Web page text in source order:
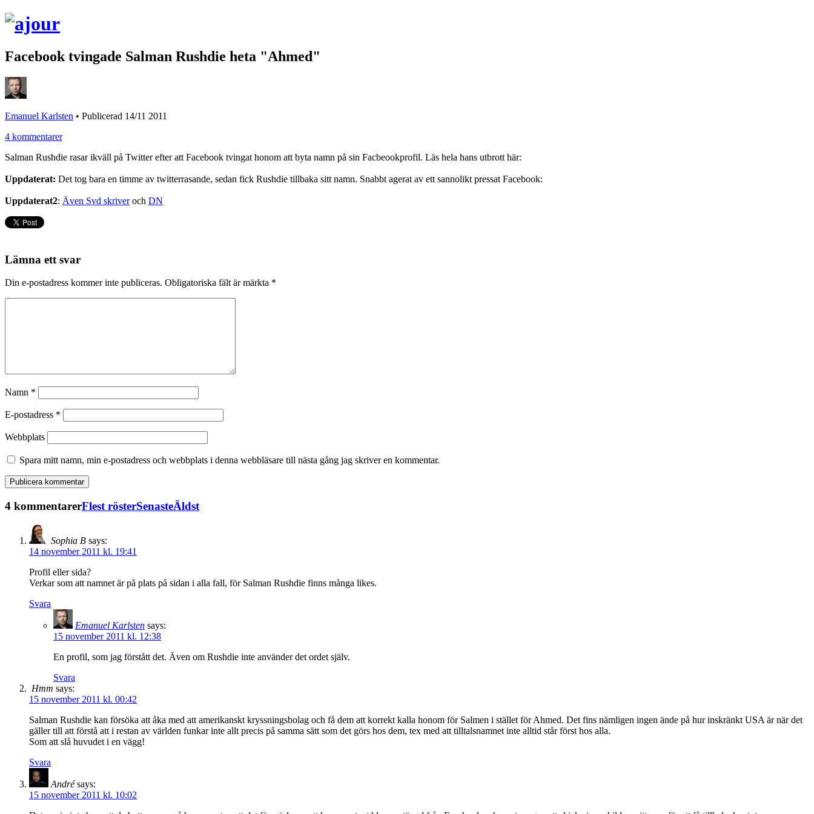
Facebook tvingade Salman Rushdie heta "Ahmed"
Emanuel Karlsten • Publicerad 14/11 2011
4 kommentarer
Salman Rushdie rasar ikväll på Twitter efter att Facebook tvingat honom att byta namn på sin Facbeookprofil. Läs hela hans utbrott här:
Uppdaterat: Det tog bara en timme av twitterrasande, sedan fick Rushdie tillbaka sitt namn. Snabbt agerat av ett sannolikt pressat Facebook:
Uppdaterat2: Även Svd skriveroch DN
Lämna ett svar
Din e-postadress kommer inte publiceras. Obligatoriska fält är märkta *
Namn *
E-postadress *
Webbplats
Spara mitt namn, min e-postadress och webbplats i denna webbläsare till nästa gång jag skriver en kommentar.
4 kommentarerFlest rösterSenasteÄldst
Sophia B says:
14 november 2011 kl. 19:41
Profil eller sida?
Verkar som att namnet är på plats på sidan i alla fall, för Salman Rushdie finns många likes.
Svara
Emanuel Karlsten says:
15 november 2011 kl. 12:38
En profil, som jag förstått det. Även om Rushdie inte använder det ordet själv.
Svara
Hmm says:
15 november 2011 kl. 00:42
Salman Rushdie kan försöka att åka med att amerikanskt kryssningsbolag och få dem att korrekt kalla honom för Salmen i stället för Ahmed. Det fins nämligen ingen ände på hur inskränkt USA är när det
gäller till att förstå att i restan av världen funkar inte allt precis på samma sätt som det görs hos dem, tex med att tilltalsnamnet inte alltid står först hos alla.
Som att slå huvudet i en vägg!
Svara
André says:
15 november 2011 kl. 10:02